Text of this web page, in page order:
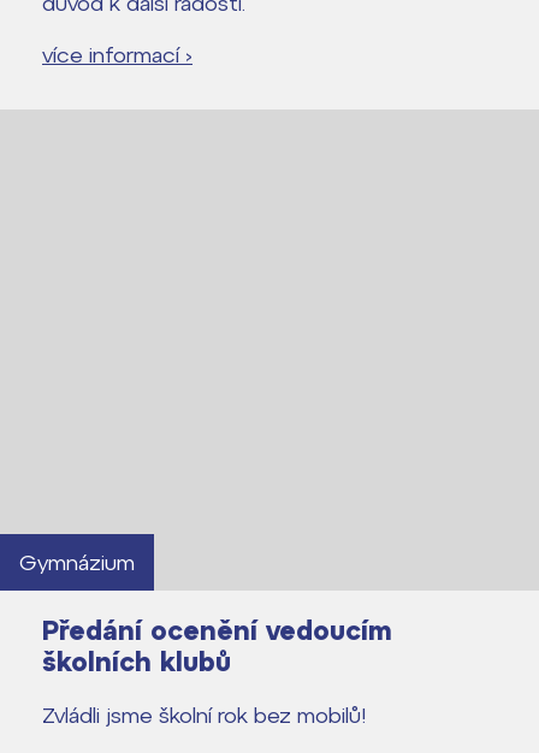
více informací ›
Gymnázium
Předání ocenění vedoucím
školních klubů
Zvládli jsme školní rok bez mobilů!